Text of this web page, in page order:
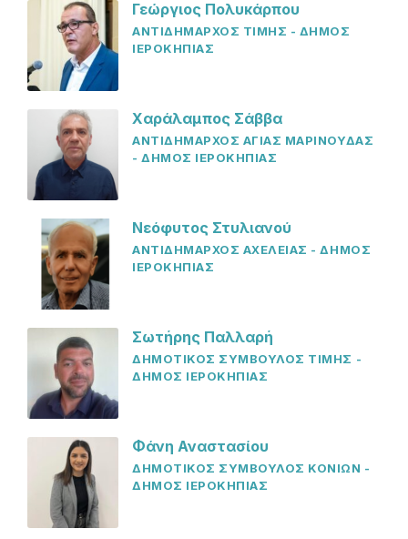
Γεώργιος Πολυκάρπου
ΑΝΤΙΔΗΜΑΡΧΟΣ ΤΙΜΗΣ - ΔΗΜΟΣ
ΙΕΡΟΚΗΠΙΑΣ
Χαράλαμπος Σάββα
ΑΝΤΙΔΗΜΑΡΧΟΣ ΑΓΙΑΣ ΜΑΡΙΝΟΥΔΑΣ
- ΔΗΜΟΣ ΙΕΡΟΚΗΠΙΑΣ
Νεόφυτος Στυλιανού
ΑΝΤΙΔΗΜΑΡΧΟΣ ΑΧΕΛΕΙΑΣ - ΔΗΜΟΣ
ΙΕΡΟΚΗΠΙΑΣ
Σωτήρης Παλλαρή
ΔΗΜΟΤΙΚΟΣ ΣΥΜΒΟΥΛΟΣ ΤΙΜΗΣ -
ΔΗΜΟΣ ΙΕΡΟΚΗΠΙΑΣ
Φάνη Αναστασίου
ΔΗΜΟΤΙΚΟΣ ΣΥΜΒΟΥΛΟΣ ΚΟΝΙΩΝ -
ΔΗΜΟΣ ΙΕΡΟΚΗΠΙΑΣ